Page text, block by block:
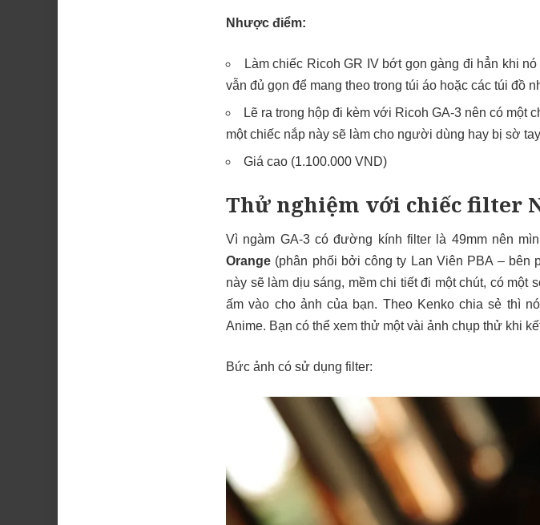
Nhược điểm:
Làm chiếc Ricoh GR IV bớt gọn gàng đi hẳn khi
vẫn đủ gọn để mang theo trong túi áo hoặc các túi đồ
Lẽ ra trong hộp đi kèm với Ricoh GA-3 nên có một
một chiếc nắp này sẽ làm cho người dùng hay bị sờ
Giá cao (1.100.000 VND)
Thử nghiệm với chiếc filter
Vì ngàm GA-3 có đường kính filter là 49mm nên
Orange (phân phối bởi công ty Lan Viên PBA – bên
này sẽ làm dịu sáng, mềm chi tiết đi một chút, có một
ấm vào cho ảnh của bạn. Theo Kenko chia sẻ thì
Anime. Bạn có thể xem thử một vài ảnh chụp thử khi
Bức ảnh có sử dụng filter: